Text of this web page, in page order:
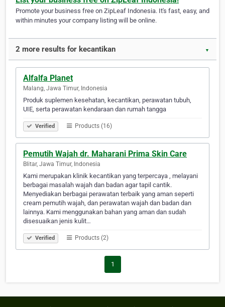
Promote your business free on ZipLeaf Indonesia. It's fast, easy, and
within minutes your company listing will be online.
2 more results for kecantikan ▼
Alfalfa Planet
Malang, Jawa Timur, Indonesia
Produk suplemen kesehatan, kecantikan, perawatan tubuh,
UIE, serta perawatan kendaraan dan rumah tangga
Verified Products (16)
Pemutih Wajah dr. Maharani Prima Skin Care
Blitar, Jawa Timur, Indonesia
Kami merupakan klinik kecantikan yang terpercaya , melayani
berbagai masalah wajah dan badan agar tapil cantik.
Menyediakan berbagai perawatan terbaik yang aman seperti
cream pemutih wajah, dan perawatan wajah dan badan dan
lainnya. Kami menggunakan bahan yang aman dan sudah
disesuaikan jenis kulit…
Verified Products (2)
1